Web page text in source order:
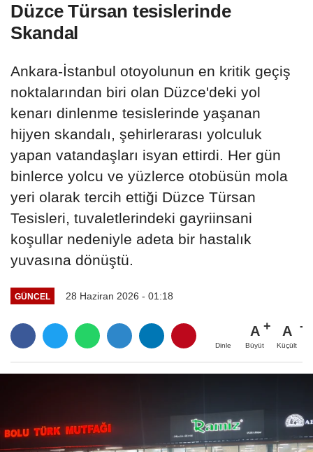
Düzce Türsan tesislerinde
Skandal
Ankara-İstanbul otoyolunun en kritik geçiş
noktalarından biri olan Düzce'deki yol
kenarı dinlenme tesislerinde yaşanan
hijyen skandalı, şehirlerarası yolculuk
yapan vatandaşları isyan ettirdi. Her gün
binlerce yolcu ve yüzlerce otobüsün mola
yeri olarak tercih ettiği Düzce Türsan
Tesisleri, tuvaletlerindeki gayriinsani
koşullar nedeniyle adeta bir hastalık
yuvasına dönüştü.
GÜNCEL 28 Haziran 2026 - 01:18
Dinle
A
Büyüt
A
Küçült